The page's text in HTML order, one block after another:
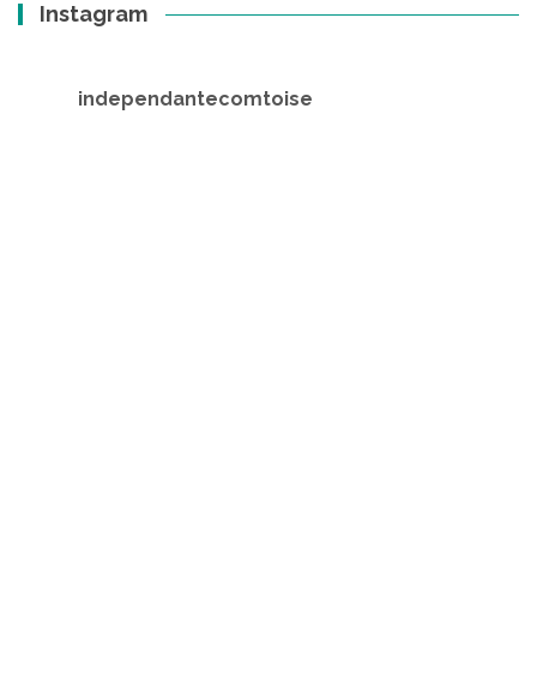
Instagram
independantecomtoise